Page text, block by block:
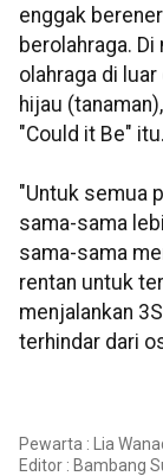
enggak
berolahraga.
olahraga di
hijau
"Could it Be" itu.
"Untuk semua
sama-sama
sama-sama
rentan untuk
menjalankan
terhindar dari
Pewarta : Lia
Editor : Bambang